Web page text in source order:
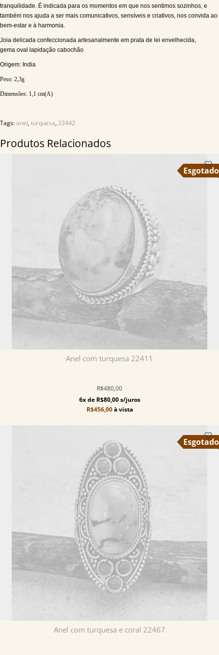
tranquilidade. É indicada para os momentos em que nos sentimos sozinhos, e
também nos ajuda a ser mais comunicativos, sensíveis e criativos, nos convida ao
bem-estar e à harmonia.
Joia delicada confeccionada artesanalmente em prata de lei envelhecida,
gema oval lapidação cabochão
Origem: India
Peso: 2,3g
Dimensões: 1,1 cm(A)
Tags:anel,turquesa,22442
Produtos Relacionados
Anel com turquesa 22411
R$480,00
6x de R$80,00 s/juros
R$456,00à vista
Anel com turquesa e coral 22467